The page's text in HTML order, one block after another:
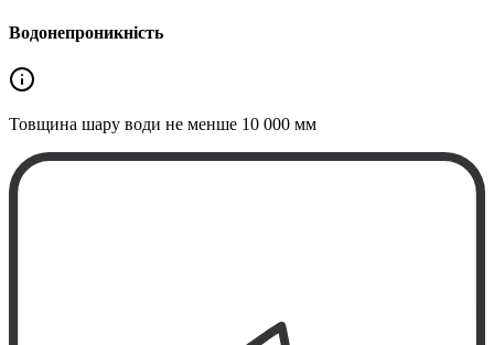
Водонепроникність
Товщина шару води не менше 10 000 мм